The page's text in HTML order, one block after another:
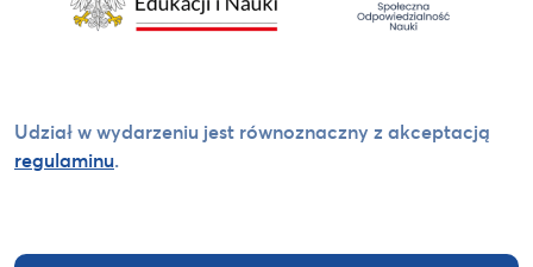
Udział w wydarzeniu jest równoznaczny z akceptacją
regulaminu.